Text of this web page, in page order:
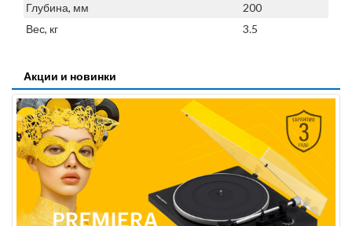
Глубина, мм
200
Вес, кг
3.5
Акции и новинки